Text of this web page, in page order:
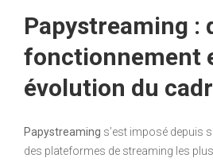
Papystreaming :
fonctionnement
évolution du
Papystreaming s’est imposé depuis
des plateformes de streaming les